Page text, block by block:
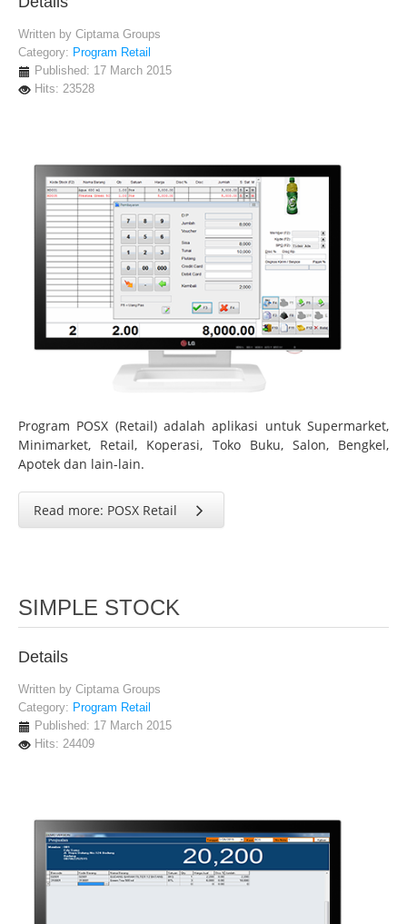
Written by Ciptama Groups
Category: Program Retail
Published: 17 March 2015
Hits: 23528
Program POSX (Retail) adalah aplikasi untuk Supermarket,
Minimarket, Retail, Koperasi, Toko Buku, Salon, Bengkel,
Apotek dan lain-lain.
Read more: POSX Retail
SIMPLE STOCK
Details
Written by Ciptama Groups
Category: Program Retail
Published: 17 March 2015
Hits: 24409